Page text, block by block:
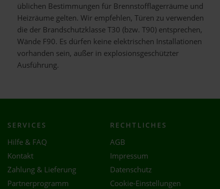
üblichen Bestimmungen für Brennstofflagerräume und
Heizräume gelten. Wir empfehlen, Türen zu verwenden
die der Brandschutzklasse T30 (bzw. T90) entsprechen,
Wände F90. Es dürfen keine elektrischen Installationen
vorhanden sein, außer in explosionsgeschützter
Ausführung.
SERVICES
Hilfe & FAQ
Kontakt
Zahlung & Lieferung
Partnerprogramm
RECHTLICHES
AGB
Impressum
Datenschutz
Cookie-Einstellungen